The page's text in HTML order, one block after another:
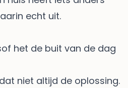
echt uit.
het de buit van de dag
niet altijd de oplossing.